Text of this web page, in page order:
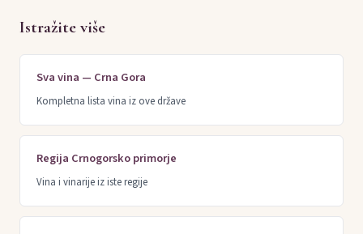
Istražite više
Sva vina — Crna Gora
Kompletna lista vina iz ove države
Regija Crnogorsko primorje
Vina i vinarije iz iste regije